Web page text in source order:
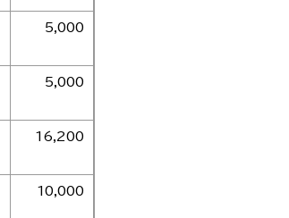
5,000
5,000
16,200
10,000